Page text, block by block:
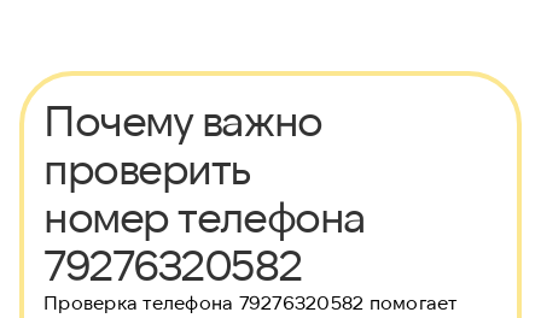
Почему важно
проверить
номер телефона
79276320582
Проверка телефона 79276320582 помогает